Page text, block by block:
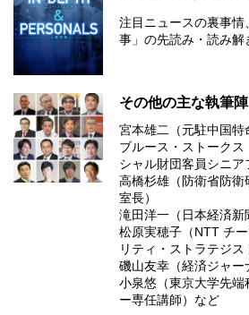
注目ニュースの裏事情
事」の先読み・読み解
その他の主な執筆陣
宮本雄二（元駐中国特
ブルース・ストーク
シャル財団客員シニア
高橋杉雄（防衛省防
室長）
滝田洋一（日本経済新
松原実穂子（NTT チ
リティ・ストラテジス
磯山友幸（経済ジャー
小泉悠（東京大学先端
ー専任講師）など